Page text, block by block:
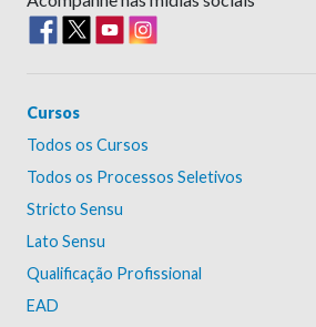
Cursos
Todos os Cursos
Todos os Processos Seletivos
Stricto Sensu
Lato Sensu
Qualificação Profissional
EAD